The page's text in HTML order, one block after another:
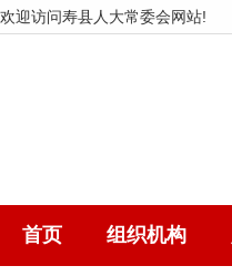
欢迎访问寿县人大常委会网站!
首页 组织机构